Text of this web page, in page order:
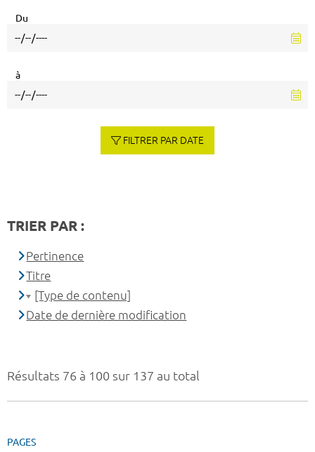
Résultats 76 à 100 sur 137 au total
PAGES
Du
à
FILTRER PAR DATE
TRIER PAR :
Pertinence
Titre
[Type de contenu]
Date de dernière modification